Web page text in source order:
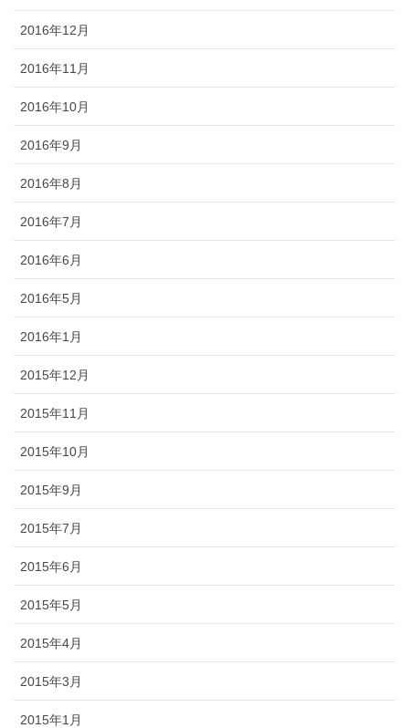
2016年12月
2016年11月
2016年10月
2016年9月
2016年8月
2016年7月
2016年6月
2016年5月
2016年1月
2015年12月
2015年11月
2015年10月
2015年9月
2015年7月
2015年6月
2015年5月
2015年4月
2015年3月
2015年1月